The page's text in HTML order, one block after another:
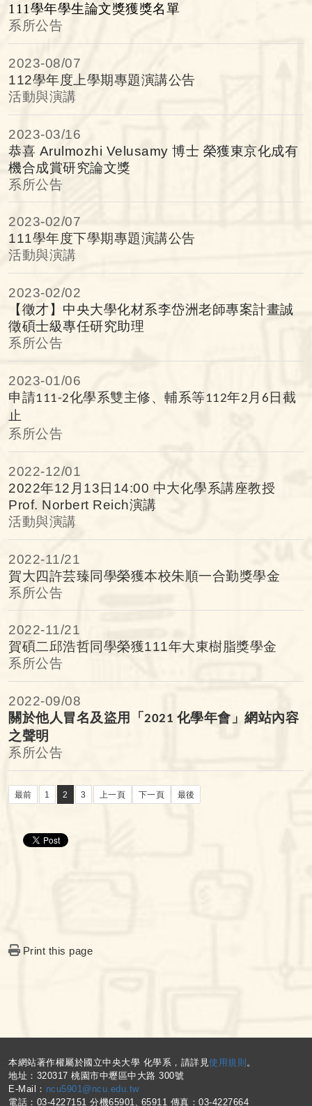
111 學年學生論文獎獲獎名單
系所公告
2023-08/07
112學年度上學期專題演講公告
活動與演講
2023-03/16
恭喜 Arulmozhi Velusamy 博士 榮獲東京化成有
機合成賞研究論文獎
系所公告
2023-02/07
111學年度下學期專題演講公告
活動與演講
2023-02/02
【徵才】中央大學化材系李岱洲老師專案計畫誠
徵碩士級專任研究助理
系所公告
2023-01/06
申請111-2化學系雙主修、輔系等112年2 月 6 日截
止
系所公告
2022-12/01
2022年12月13日14:00 中大化學系講座教授
Prof. Norbert Reich演講
活動與演講
2022-11/21
賀大四許芸臻同學榮獲本校朱順一合勤獎學金
系所公告
2022-11/21
賀碩二邱浩哲同學榮獲111年大東樹脂獎學金
系所公告
2022-09/08
關於他人冒名及盜用「 2021 化學年會」網站內容
之聲明
系所公告
最前 1 2 3 上一頁 下一頁 最後
Print this page
:::本網站著作權屬於國立中央大學 化學系，請詳見使用規則 。
地址：320317 桃園市中壢區中大路 300號
E-Mail： ncu5901@ncu.edu.tw
電話：03-4227151 分機65901, 65911 傳真：03-4227664